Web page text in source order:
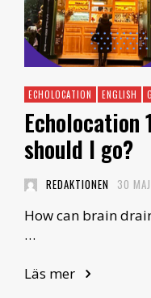
ECHOLOCATION ENGLISH
Echolocation
should I go?
REDAKTIONEN 30
How can brain
…
Läs mer